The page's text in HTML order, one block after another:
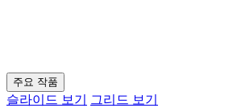
주요 작품
슬라이드 보기 그리드 보기